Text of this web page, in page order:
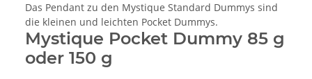
Das Pendant zu den Mystique Standard Dummys sind
die kleinen und leichten Pocket Dummys.
Mystique Pocket Dummy 85 g
oder 150 g